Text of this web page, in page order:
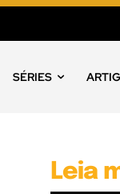
SÉRIES
Leia